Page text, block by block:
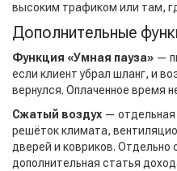
высоким трафиком или там,
Дополнительные
Функция «Умная пауза» —
если клиент убрал шланг, и
вернулся. Оплаченное время
Сжатый воздух — отдельная
решёток климата,
дверей и ковриков.
дополнительная статья